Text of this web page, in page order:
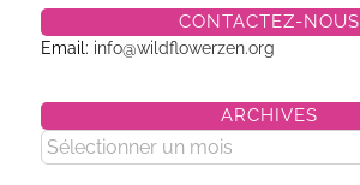
CONTACTEZ-NOUS
Email: info@wildflowerzen.org
ARCHIVES
Archives